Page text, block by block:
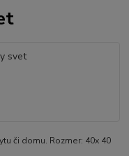
či domu. Rozmer: 40x 40